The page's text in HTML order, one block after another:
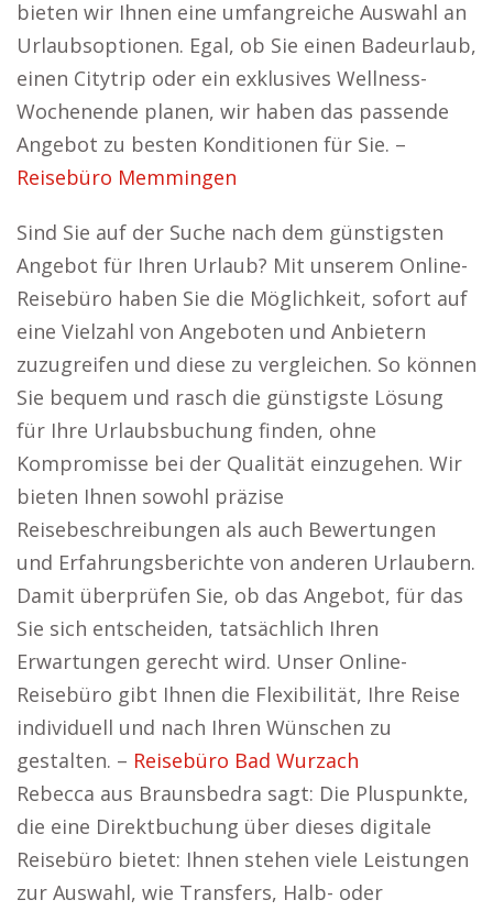
bieten wir Ihnen eine umfangreiche Auswahl an
Urlaubsoptionen. Egal, ob Sie einen Badeurlaub,
einen Citytrip oder ein exklusives Wellness-
Wochenende planen, wir haben das passende
Angebot zu besten Konditionen für Sie. –
Reisebüro Memmingen
Sind Sie auf der Suche nach dem günstigsten
Angebot für Ihren Urlaub? Mit unserem Online-
Reisebüro haben Sie die Möglichkeit, sofort auf
eine Vielzahl von Angeboten und Anbietern
zuzugreifen und diese zu vergleichen. So können
Sie bequem und rasch die günstigste Lösung
für Ihre Urlaubsbuchung finden, ohne
Kompromisse bei der Qualität einzugehen. Wir
bieten Ihnen sowohl präzise
Reisebeschreibungen als auch Bewertungen
und Erfahrungsberichte von anderen Urlaubern.
Damit überprüfen Sie, ob das Angebot, für das
Sie sich entscheiden, tatsächlich Ihren
Erwartungen gerecht wird. Unser Online-
Reisebüro gibt Ihnen die Flexibilität, Ihre Reise
individuell und nach Ihren Wünschen zu
gestalten. – Reisebüro Bad Wurzach
Rebecca aus Braunsbedra sagt: Die Pluspunkte,
die eine Direktbuchung über dieses digitale
Reisebüro bietet: Ihnen stehen viele Leistungen
zur Auswahl, wie Transfers, Halb- oder